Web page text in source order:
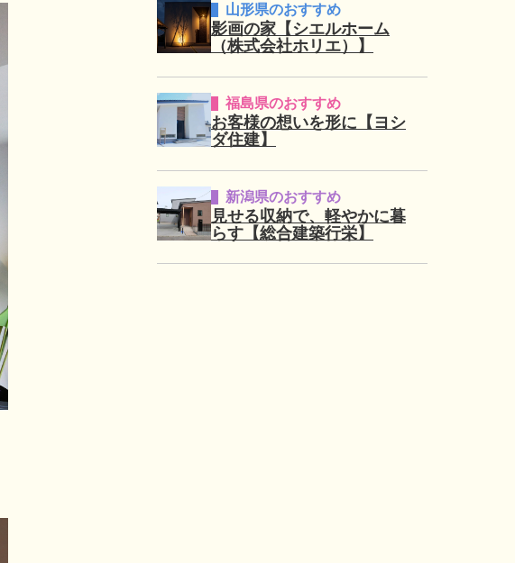
山形県のおすすめ
影画の家【シエルホーム
（株式会社ホリエ）】
福島県のおすすめ
お客様の想いを形に【ヨシ
ダ住建】
新潟県のおすすめ
見せる収納で、軽やかに暮
らす【総合建築行栄】